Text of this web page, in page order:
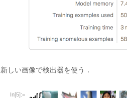
新しい画像で検出器を使う．
In[5]:=